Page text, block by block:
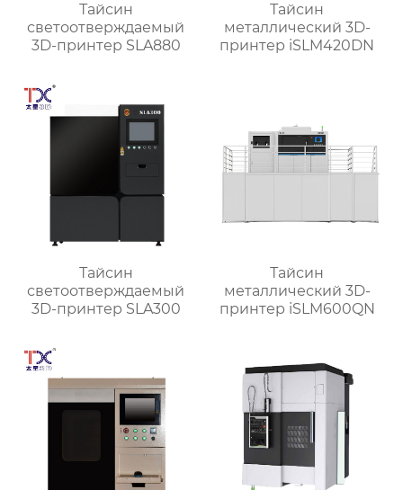
Тайсин
светоотверждаемый
3D-принтер SLA880
Тайсин
металлический 3D-
принтер iSLM420DN
Тайсин
светоотверждаемый
3D-принтер SLA300
Тайсин
металлический 3D-
принтер iSLM600QN